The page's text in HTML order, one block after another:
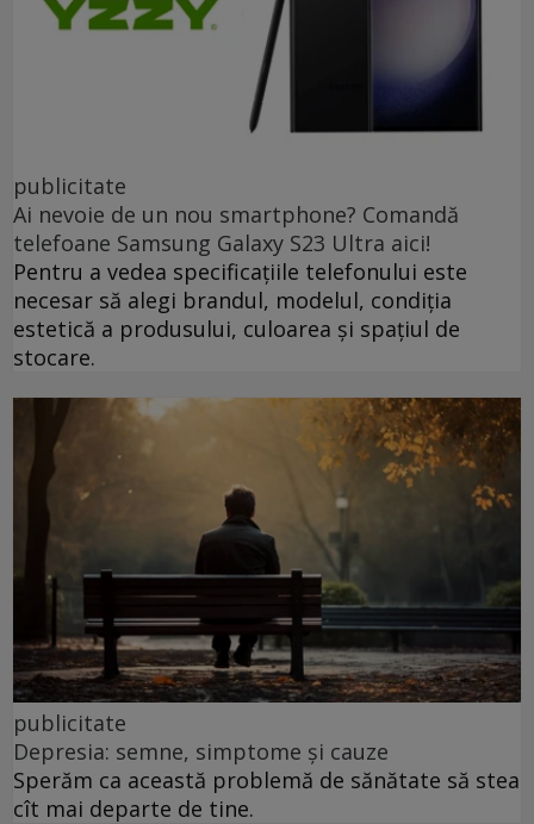
publicitate
Ai nevoie de un nou smartphone? Comandă
telefoane Samsung Galaxy S23 Ultra aici!
Pentru a vedea specificațiile telefonului este
necesar să alegi brandul, modelul, condiția
estetică a produsului, culoarea și spațiul de
stocare.
publicitate
Depresia: semne, simptome și cauze
Sperăm ca această problemă de sănătate să stea
cît mai departe de tine.